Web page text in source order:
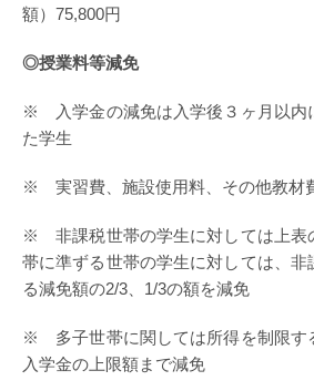
額）75,800円
◎授業料等減免
※ 入学金の減免は入学後３ヶ月以内
た学生
※ 実習費、施設使用料、その他教材
※ 非課税世帯の学生に対しては上表
帯に準ずる世帯の学生に対しては、非
る減免額の2/3、1/3の額を減免
※ 多子世帯に関しては所得を制限す
入学金の上限額まで減免